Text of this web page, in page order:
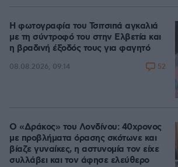
Η φωτογραφία του Τσιτσιπά αγκαλιά
με τη σύντροφό του στην Ελβετία και
η βραδινή έξοδός τους για φαγητό
08.08.2026, 09:14 52
Ο «Δράκος» του Λονδίνου: 40χρονος
με προβλήματα όρασης σκότωνε και
βίαζε γυναίκες, η αστυνομία τον είχε
συλλάβει και τον άφησε ελεύθερο